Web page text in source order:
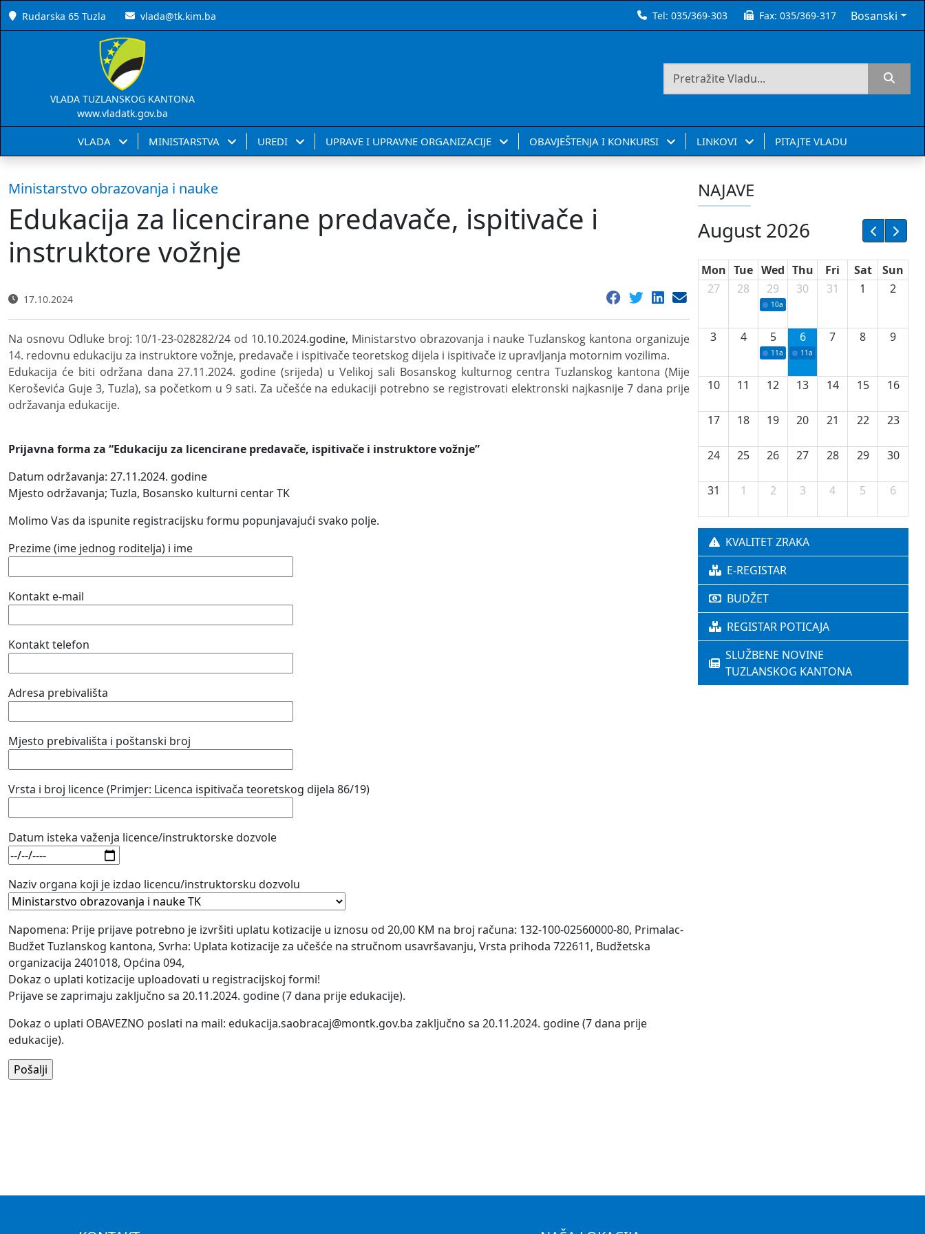
Rudarska 65 Tuzla vlada@tk.kim.ba Tel:035/369-303 Fax:035/369-317 Bosanski
VLADA TUZLANSKOG KANTONA
www.vladatk.gov.ba
VLADA MINISTARSTVA UREDI UPRAVE I UPRAVNE ORGANIZACIJE OBAVJEŠTENJA I KONKURSI LINKOVI PITAJTE VLADU
Ministarstvo obrazovanja i nauke
Edukacija za licencirane predavače, ispitivače i
instruktore vožnje
17.10.2024
Na osnovu Odluke broj: 10/1-23-028282/24 od 10.10.2024.godine, Ministarstvo obrazovanja i nauke Tuzlanskog kantona organizuje
14. redovnu edukaciju za instruktore vožnje, predavače i ispitivače teoretskog dijela i ispitivače iz upravljanja motornim vozilima.
Edukacija će biti održana dana 27.11.2024. godine (srijeda) u Velikoj sali Bosanskog kulturnog centra Tuzlanskog kantona (Mije
Keroševića Guje 3, Tuzla), sa početkom u 9 sati. Za učešće na edukaciji potrebno se registrovati elektronski najkasnije 7 dana prije
održavanja edukacije.
Prijavna forma za “Edukaciju za licencirane predavače, ispitivače i instruktore vožnje”
Datum održavanja: 27.11.2024. godine
Mjesto održavanja; Tuzla, Bosansko kulturni centar TK
Molimo Vas da ispunite registracijsku formu popunjavajući svako polje.
Prezime (ime jednog roditelja) i ime
Kontakt e-mail
Kontakt telefon
Adresa prebivališta
Mjesto prebivališta i poštanski broj
Vrsta i broj licence (Primjer: Licenca ispitivača teoretskog dijela 86/19)
Datum isteka važenja licence/instruktorske dozvole
Naziv organa koji je izdao licencu/instruktorsku dozvolu
Napomena: Prije prijave potrebno je izvršiti uplatu kotizacije u iznosu od 20,00 KM na broj računa: 132-100-02560000-80, Primalac-
Budžet Tuzlanskog kantona, Svrha: Uplata kotizacije za učešće na stručnom usavršavanju, Vrsta prihoda 722611, Budžetska
organizacija 2401018, Općina 094,
Dokaz o uplati kotizacije uploadovati u registracijskoj formi!
Prijave se zaprimaju zaključno sa 20.11.2024. godine (7 dana prije edukacije).
Dokaz o uplati OBAVEZNO poslati na mail: edukacija.saobracaj@montk.gov.ba zaključno sa 20.11.2024. godine (7 dana prije
edukacije).
NAJAVE
August 2026
Mon Tue Wed Thu Fri Sat
Sun
27
28 29
10a Potpisivanje ugovora sa neprofitnim
30 31 1 2
3 4 5
11a Potpisivanje ugovora o stipendijama
6
11a Podrška razvoju vodne
7 8 9
10 11 12 13 14 15 16
17 18 19 20 21 22 23
24 25 26 27 28 29 30
31 1 2 3 4 5 6
KVALITET ZRAKA
E-REGISTAR
BUDŽET
REGISTAR POTICAJA
SLUŽBENE NOVINE
TUZLANSKOG KANTONA